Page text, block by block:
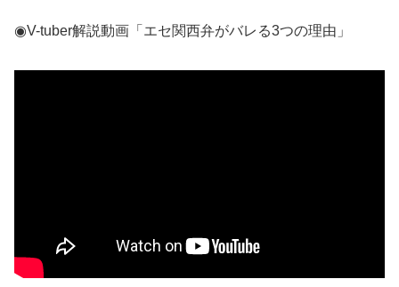
◉V-tuber解説動画「エセ関西弁がバレる3つの理由」